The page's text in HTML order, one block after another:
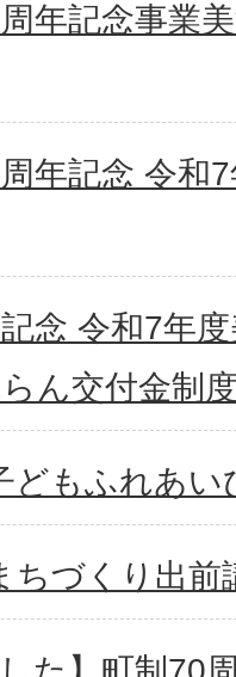
年記念事業
年記念 令和
念 令和7年
ん交付金制
どもふれあい
ちづくり出前